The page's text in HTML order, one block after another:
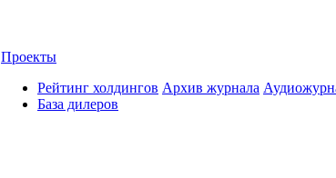
Проекты
Рейтинг холдингов
База дилеров
Архив журнала